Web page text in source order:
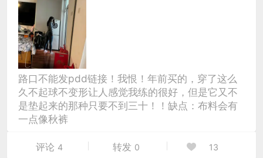
路口不能发pdd链接！我恨！年前买的，穿了这么
久不起球不变形让人感觉我练的很好，但是它又不
是垫起来的那种只要不到三十！！缺点：布料会有
一点像秋裤
评论 4 转发 0 13